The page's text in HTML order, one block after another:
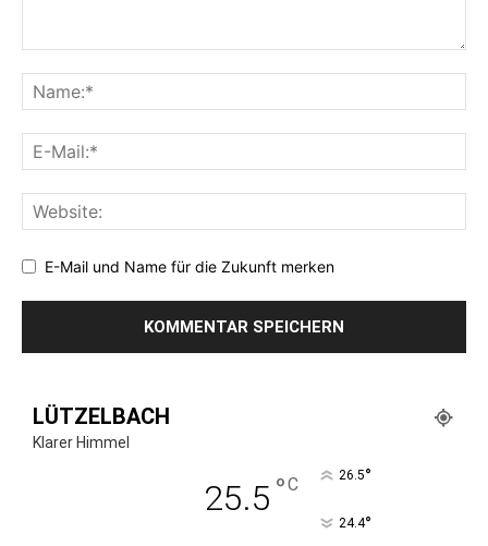
E-Mail und Name für die Zukunft merken
LÜTZELBACH
Klarer Himmel
25.5 °C 26.5°
24.4°